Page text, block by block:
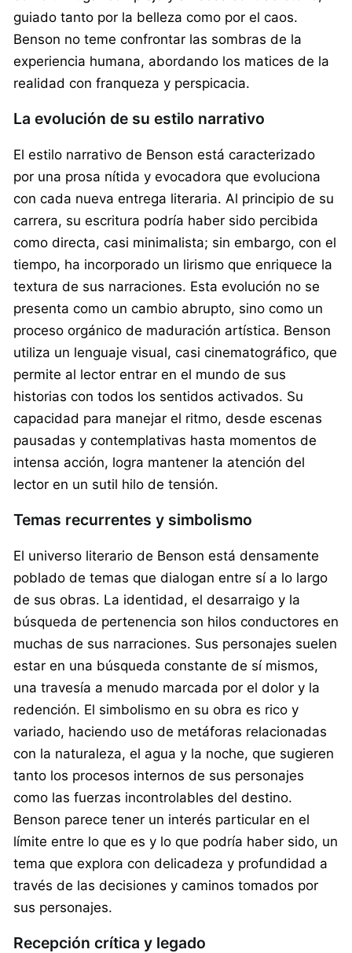
guiado tanto por la belleza como por el caos.
Benson no teme confrontar las sombras de la
experiencia humana, abordando los matices de la
realidad con franqueza y perspicacia.
La evolución de su estilo narrativo
El estilo narrativo de Benson está caracterizado
por una prosa nítida y evocadora que evoluciona
con cada nueva entrega literaria. Al principio de su
carrera, su escritura podría haber sido percibida
como directa, casi minimalista; sin embargo, con el
tiempo, ha incorporado un lirismo que enriquece la
textura de sus narraciones. Esta evolución no se
presenta como un cambio abrupto, sino como un
proceso orgánico de maduración artística. Benson
utiliza un lenguaje visual, casi cinematográfico, que
permite al lector entrar en el mundo de sus
historias con todos los sentidos activados. Su
capacidad para manejar el ritmo, desde escenas
pausadas y contemplativas hasta momentos de
intensa acción, logra mantener la atención del
lector en un sutil hilo de tensión.
Temas recurrentes y simbolismo
El universo literario de Benson está densamente
poblado de temas que dialogan entre sí a lo largo
de sus obras. La identidad, el desarraigo y la
búsqueda de pertenencia son hilos conductores en
muchas de sus narraciones. Sus personajes suelen
estar en una búsqueda constante de sí mismos,
una travesía a menudo marcada por el dolor y la
redención. El simbolismo en su obra es rico y
variado, haciendo uso de metáforas relacionadas
con la naturaleza, el agua y la noche, que sugieren
tanto los procesos internos de sus personajes
como las fuerzas incontrolables del destino.
Benson parece tener un interés particular en el
límite entre lo que es y lo que podría haber sido, un
tema que explora con delicadeza y profundidad a
través de las decisiones y caminos tomados por
sus personajes.
Recepción crítica y legado